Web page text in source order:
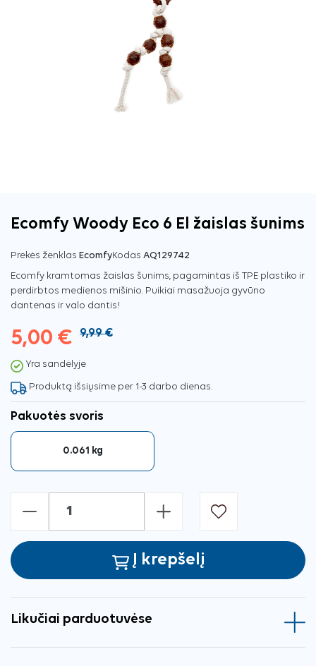
Ecomfy Woody Eco 6 El žaislas šunims
Prekės ženklas EcomfyKodas AQ129742
Ecomfy kramtomas žaislas šunims, pagamintas iš TPE plastiko ir
perdirbtos medienos mišinio. Puikiai masažuoja gyvūno
dantenas ir valo dantis!
5,00 € 9,99 €
Yra sandėlyje
Produktą išsiųsime per 1-3 darbo dienas.
Pakuotės svoris
0.061 kg
- +
Į krepšelį
Likučiai parduotuvėse